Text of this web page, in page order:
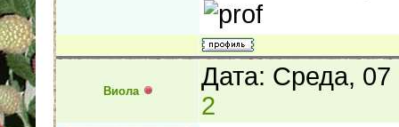
Виола
Дата: Среда,
2